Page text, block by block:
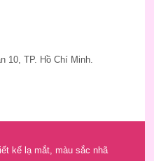
kế lạ mắt, màu sắc nhã
10, TP. Hồ Chí Minh.